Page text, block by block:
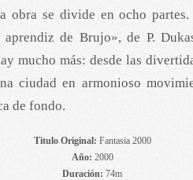
obra se divide en ocho
de Brujo», de P.
mucho más: desde las
ciudad en armonioso
de fondo.
Titulo Original: Fantasia 2000
Año: 2000
Duración: 74m